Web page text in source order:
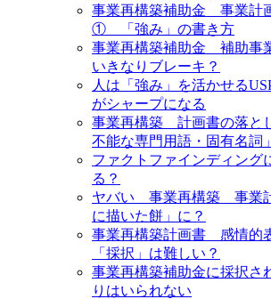
事業再構築補助金 事業計
① 「強み」の書き方
事業再構築補助金 補助事
いきなりブレーキ？
人は「強み」を活かせる
がシャープになる
事業再構築 計画書の落と
不能な専門用語・固有名詞」
ファクトファインディング
る？
ヤバい 事業再構築 事業
に描いた餅」に？
事業再構築計画書 感情的
「採択」は難しい？
事業再構築補助金に採択さ
りはいられない